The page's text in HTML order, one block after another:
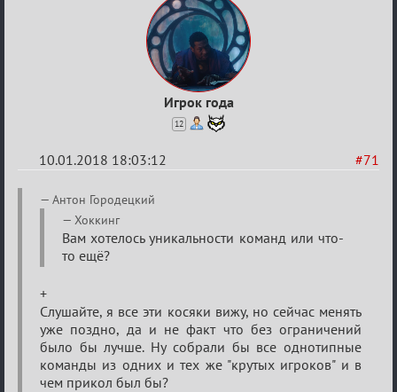
Игрок года
12
#71
10.01.2018 18:03:12
Re:
Обсуждение
«Менеджер
Мафии»
Антон Городецкий
Хоккинг
Вам хотелось уникальности команд или что-
то ещё?
+
Слушайте, я все эти косяки вижу, но сейчас менять
уже поздно, да и не факт что без ограничений
было бы лучше. Ну собрали бы все однотипные
команды из одних и тех же "крутых игроков" и в
чем прикол был бы?